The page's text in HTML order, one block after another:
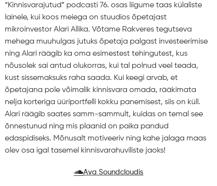
“Kinnisvarajutud” podcasti 76. osas liigume taas külaliste
lainele, kui koos meiega on stuudios õpetajast
mikroinvestor Alari Allika. Võtame Rakveres tegutseva
mehega muuhulgas jutuks õpetaja palgast investeerimise
ning Alari räägib ka oma esimestest tehingutest, kus
nõusolek sai antud olukorras, kui tal polnud veel teada,
kust sissemaksuks raha saada. Kui keegi arvab, et
õpetajana pole võimalik kinnisvara omada, rääkimata
nelja korteriga üüriportfelli kokku panemisest, siis on küll.
Alari räägib saates samm-sammult, kuidas on temal see
õnnestunud ning mis plaanid on paika pandud
edaspidiseks. Mõnusalt motiveeriv ning kahe jalaga maas
olev osa igal tasemel kinnisvarahuviliste jaoks!
Ava Soundcloudis